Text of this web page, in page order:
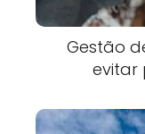
Gestão
evitar